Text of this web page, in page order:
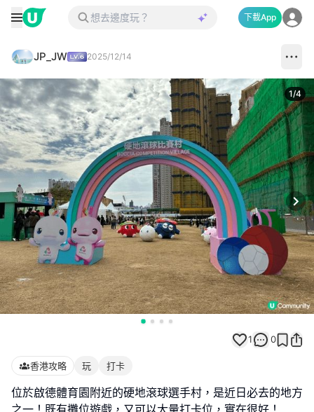
下載App
JP_JW 2025/12/14
1/4
1 0
香港攻略 玩 打卡
位於啟德體育園附近的硬地滾球選手村，是近日必去的地方